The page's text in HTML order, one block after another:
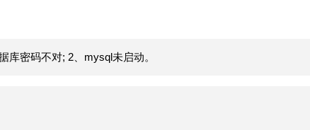
库密码不对; 2、mysql未启动。